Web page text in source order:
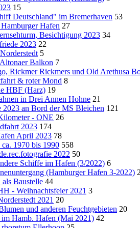
15
Deutschland" im Bremerhaven 53
Hafen 27
Besichtigung 2023 34
2023 22
5
Balkon 7
Rickmer Rickmers und Old Arethusa
& roter Mond 8
HBF (Harz) 19
in Drei Annen Hohne 21
2023 an Bord der MS Bleichen 121
- ONE 26
2023 174
April 2023 78
1970 bis 1990 558
2022 50
Schiffe im Hafen (3/2022) 6
(Hamburger Hafen 3-2022)
Baustelle 44
- Weihnachtsfeier 2021 3
2021 20
und anderen Feuchtgebieten 20
im Hamb. Hafen (Mai 2021) 42